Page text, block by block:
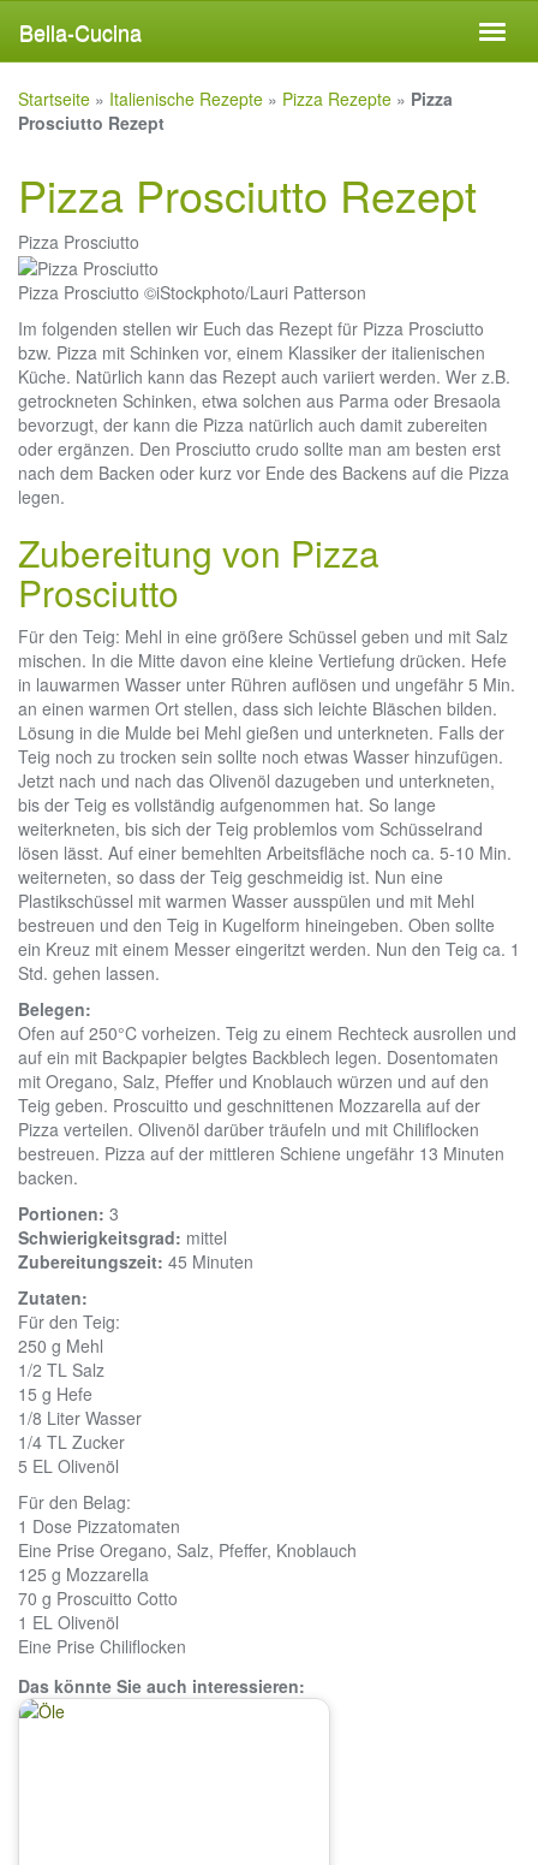
main
Bella-Cucina
Startseite » Italienische Rezepte » Pizza Rezepte » Pizza
Prosciutto Rezept
Pizza Prosciutto Rezept
Pizza Prosciutto
Pizza Prosciutto ©iStockphoto/Lauri Patterson
Im folgenden stellen wir Euch das Rezept für Pizza Prosciutto
bzw. Pizza mit Schinken vor, einem Klassiker der italienischen
Küche. Natürlich kann das Rezept auch variiert werden. Wer z.B.
getrockneten Schinken, etwa solchen aus Parma oder Bresaola
bevorzugt, der kann die Pizza natürlich auch damit zubereiten
oder ergänzen. Den Prosciutto crudo sollte man am besten erst
nach dem Backen oder kurz vor Ende des Backens auf die Pizza
legen.
Zubereitung von Pizza
Prosciutto
Für den Teig: Mehl in eine größere Schüssel geben und mit Salz
mischen. In die Mitte davon eine kleine Vertiefung drücken. Hefe
in lauwarmen Wasser unter Rühren auflösen und ungefähr 5 Min.
an einen warmen Ort stellen, dass sich leichte Bläschen bilden.
Lösung in die Mulde bei Mehl gießen und unterkneten. Falls der
Teig noch zu trocken sein sollte noch etwas Wasser hinzufügen.
Jetzt nach und nach das Olivenöl dazugeben und unterkneten,
bis der Teig es vollständig aufgenommen hat. So lange
weiterkneten, bis sich der Teig problemlos vom Schüsselrand
lösen lässt. Auf einer bemehlten Arbeitsfläche noch ca. 5-10 Min.
weiterneten, so dass der Teig geschmeidig ist. Nun eine
Plastikschüssel mit warmen Wasser ausspülen und mit Mehl
bestreuen und den Teig in Kugelform hineingeben. Oben sollte
ein Kreuz mit einem Messer eingeritzt werden. Nun den Teig ca. 1
Std. gehen lassen.
Belegen:
Ofen auf 250°C vorheizen. Teig zu einem Rechteck ausrollen und
auf ein mit Backpapier belgtes Backblech legen. Dosentomaten
mit Oregano, Salz, Pfeffer und Knoblauch würzen und auf den
Teig geben. Proscuitto und geschnittenen Mozzarella auf der
Pizza verteilen. Olivenöl darüber träufeln und mit Chiliflocken
bestreuen. Pizza auf der mittleren Schiene ungefähr 13 Minuten
backen.
Portionen: 3
Schwierigkeitsgrad: mittel
Zubereitungszeit: 45 Minuten
Zutaten:
Für den Teig:
250 g Mehl
1/2 TL Salz
15 g Hefe
1/8 Liter Wasser
1/4 TL Zucker
5 EL Olivenöl
Für den Belag:
1 Dose Pizzatomaten
Eine Prise Oregano, Salz, Pfeffer, Knoblauch
125 g Mozzarella
70 g Proscuitto Cotto
1 EL Olivenöl
Eine Prise Chiliflocken
Das könnte Sie auch interessieren: